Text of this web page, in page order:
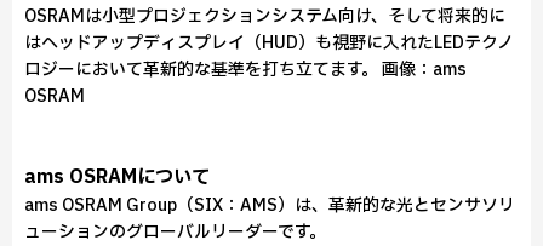
OSRAMは小型プロジェクションシステム向け、そして将来的に
はヘッドアップディスプレイ（HUD）も視野に入れたLEDテクノ
ロジーにおいて革新的な基準を打ち立てます。 画像：ams
OSRAM
ams OSRAMについて
ams OSRAM Group（SIX：AMS）は、革新的な光とセンサソリ
ューションのグローバルリーダーです。